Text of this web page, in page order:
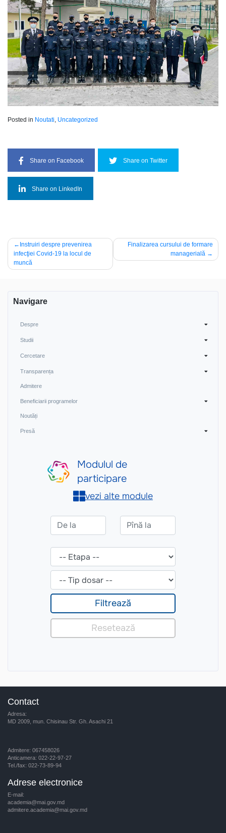
Posted in Noutati, Uncategorized
Share on Facebook Share on Twitter
Share on LinkedIn
Post
navigation
Instruiri despre prevenirea
infecţiei Covid-19 la locul de
muncă
Finalizarea cursului de formare
managerială
Navigare
Despre
Studii
Cercetare
Transparența
Admitere
Beneficiarii programelor
Noutăți
Presă
Contact
Adresa:
MD 2009, mun. Chisinau Str. Gh. Asachi 21
Admitere: 067458026
Anticamera: 022-22-97-27
Tel./fax: 022-73-89-94
Adrese electronice
E-mail:
academia@mai.gov.md
admitere.academia@mai.gov.md